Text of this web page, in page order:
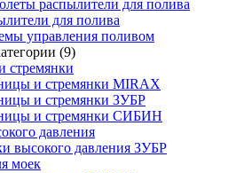
распылители для полива
для полива
управления поливом
(9)
стремянки
и стремянки MIRAX
и стремянки ЗУБР
и стремянки СИБИН
давления
высокого давления ЗУБР
моек